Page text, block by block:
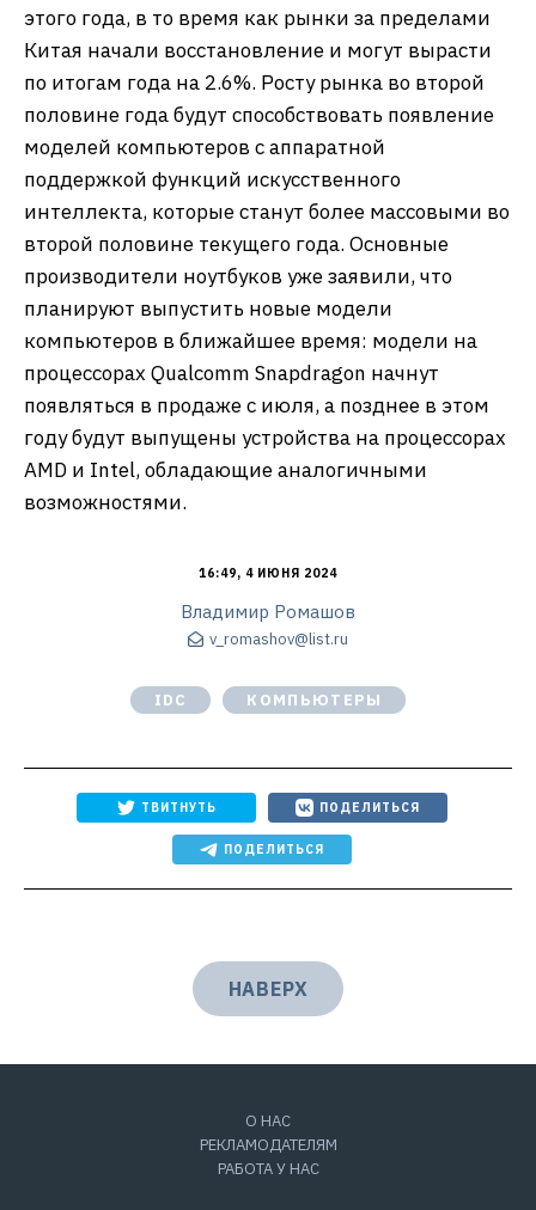
этого года, в то время как рынки за пределами
Китая начали восстановление и могут вырасти
по итогам года на 2.6%. Росту рынка во второй
половине года будут способствовать появление
моделей компьютеров с аппаратной
поддержкой функций искусственного
интеллекта, которые станут более массовыми во
второй половине текущего года. Основные
производители ноутбуков уже заявили, что
планируют выпустить новые модели
компьютеров в ближайшее время: модели на
процессорах Qualcomm Snapdragon начнут
появляться в продаже с июля, а позднее в этом
году будут выпущены устройства на процессорах
AMD и Intel, обладающие аналогичными
возможностями.
16:49, 4 ИЮНЯ 2024
Владимир Ромашов
v_romashov@list.ru
IDC КОМПЬЮТЕРЫ
ТВИТНУТЬ ПОДЕЛИТЬСЯ
ПОДЕЛИТЬСЯ
НАВЕРХ
О НАС
РЕКЛАМОДАТЕЛЯМ
РАБОТА У НАС